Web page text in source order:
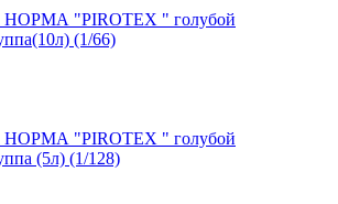
НОРМА "PIROTEX " голубой
(1/66)
НОРМА "PIROTEX " голубой
(5л) (1/128)